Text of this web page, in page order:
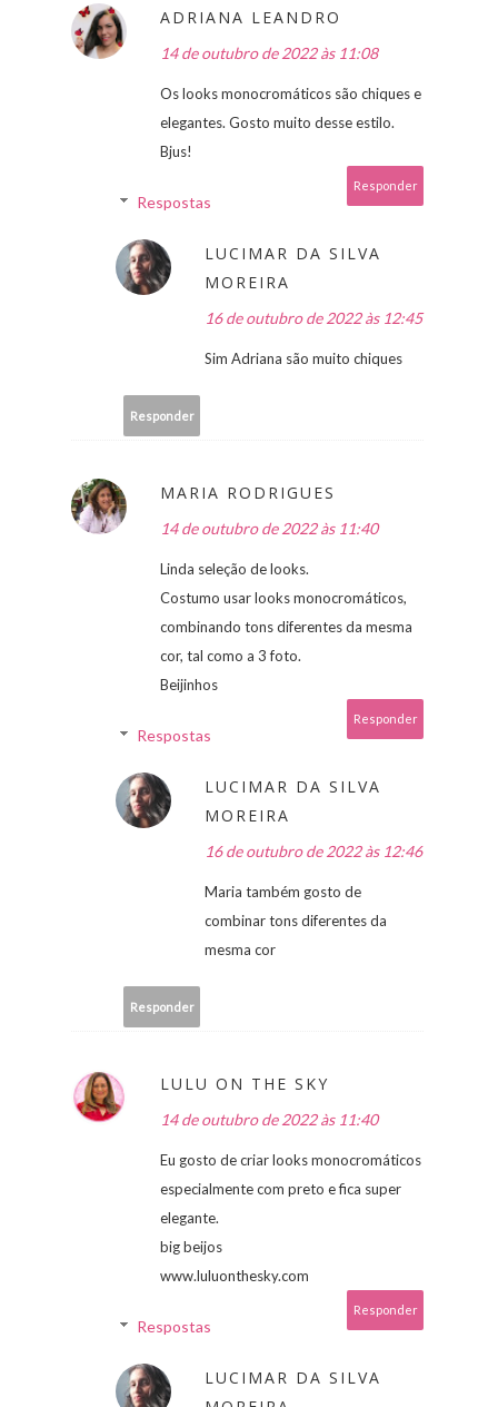
ADRIANA LEANDRO
14 de outubro de 2022 às 11:08
Os looks monocromáticos são chiques e
elegantes. Gosto muito desse estilo.
Bjus!
Responder
Respostas
LUCIMAR DA SILVA
MOREIRA
16 de outubro de 2022 às 12:45
Sim Adriana são muito chiques
Responder
MARIA RODRIGUES
14 de outubro de 2022 às 11:40
Linda seleção de looks.
Costumo usar looks monocromáticos,
combinando tons diferentes da mesma
cor, tal como a 3 foto.
Beijinhos
Responder
Respostas
LUCIMAR DA SILVA
MOREIRA
16 de outubro de 2022 às 12:46
Maria também gosto de
combinar tons diferentes da
mesma cor
Responder
LULU ON THE SKY
14 de outubro de 2022 às 11:40
Eu gosto de criar looks monocromáticos
especialmente com preto e fica super
elegante.
big beijos
www.luluonthesky.com
Responder
Respostas
LUCIMAR DA SILVA